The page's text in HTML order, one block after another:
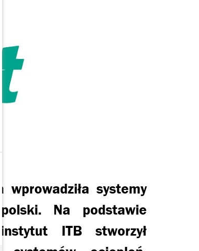
systemy
Na podstawie
ITB stworzył